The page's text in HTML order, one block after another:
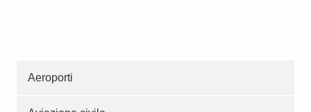
Aeroporti